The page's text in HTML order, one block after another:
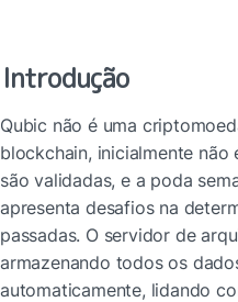
Introdução
Qubic não é uma
blockchain, inicialmente
são validadas, e a poda
apresenta desafios na
passadas. O servidor de
armazenando todos os
automaticamente, lidando